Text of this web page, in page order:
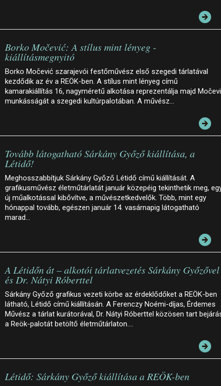
Borko Močević: A stílus mint lényeg -
kiállításmegnyitó
Borko Močević szarajevói festőművész első szegedi tárlatával
kezdődik az év a REÖK-ben. A stílus mint lényeg című
kamarakiállítás 16, nagyméretű alkotása reprezentálja majd
munkásságát a szegedi kultúrpalotában. A művész…
Tovább látogatható Sárkány Győző kiállítása, a
Létidő!
Meghosszabbítjuk Sárkány Győző Létidő című kiállítását. A
grafikusművész életműtárlatát január közepéig tekinthetik meg,
új műalkotással kibővítve, a művészetkedvelők. Több, mint egy
hónappal tovább, egészen január 14. vasárnapig látogatható
marad…
A Létidőn át – alkotói tárlatvezetés Sárkány Győzővel
és Dr. Nátyi Róberttel
Sárkány Győző grafikus vezeti körbe az érdeklődőket a REÖK-ben
látható, Létidő című kiállításán. A Ferenczy Noémi-díjas, Érdemes
Művész a tárlat kurátorával, Dr. Nátyi Róberttel közösen tart
a Reök-palotát betöltő életműtárlaton.…
Létidő: Sárkány Győző kiállítása a REÖK-ben